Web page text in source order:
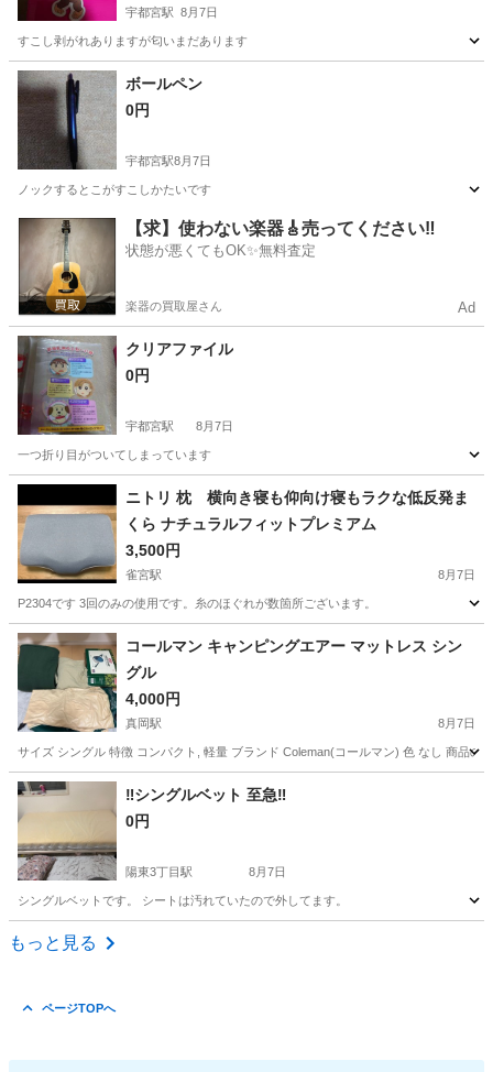
宇都宮駅 8月7日
すこし剥がれありますが匂いまだあります
栃木 宇都宮市 宇都宮駅
ボールペン
0円
宇都宮駅8月7日
ノックするとこがすこしかたいです
栃木 宇都宮市 宇都宮駅 家具 ボールペン
【求】使わない楽器🎸売ってください‼️
状態が悪くてもOK✨無料査定
楽器の買取屋さん Ad
クリアファイル
0円
宇都宮駅 8月7日
一つ折り目がついてしまっています
栃木 宇都宮市 宇都宮駅 家具 クリアファイル
ニトリ 枕 横向き寝も仰向け寝もラクな低反発ま
くら ナチュラルフィットプレミアム
3,500円
雀宮駅 8月7日
P2304です 3回のみの使用です。糸のほぐれが数箇所ございます。
栃木 宇都宮市 ニトリ
コールマン キャンピングエアー マットレス シン
グル
4,000円
真岡駅 8月7日
サイズ シングル 特徴 コンパクト, 軽量 ブランド Coleman(コールマン) 色 なし 商品
栃木 真岡市 真岡駅 寝具
‼️シングルベット 至急‼️
0円
陽東3丁目駅 8月7日
シングルベットです。 シートは汚れていたので外してます。
栃木 宇都宮市
もっと見る
ページTOPへ